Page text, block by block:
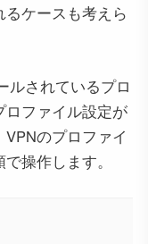
ケースも考えら
ルされているプロ
ロファイル設定が
のプロファイ
操作します。